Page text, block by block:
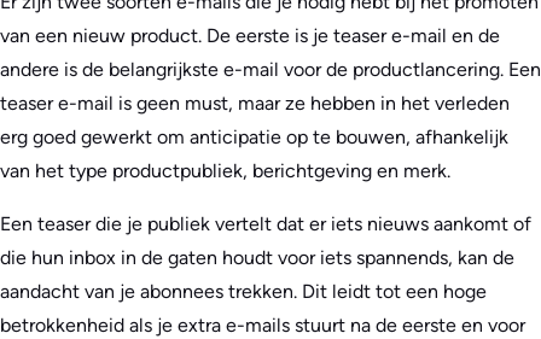
van een nieuw product. De eerste is je teaser e-mail en de
andere is de belangrijkste e-mail voor de productlancering. Een
teaser e-mail is geen must, maar ze hebben in het verleden
erg goed gewerkt om anticipatie op te bouwen, afhankelijk
van het type productpubliek, berichtgeving en merk.
Een teaser die je publiek vertelt dat er iets nieuws aankomt of
die hun inbox in de gaten houdt voor iets spannends, kan de
aandacht van je abonnees trekken. Dit leidt tot een hoge
betrokkenheid als je extra e-mails stuurt na de eerste en voor